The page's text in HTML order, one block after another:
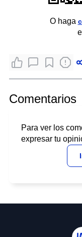
O haga
Comentarios
Para ver los
expresar tu